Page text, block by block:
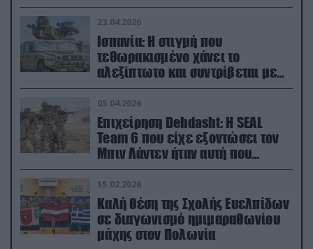
23.04.2026
Ισπανία: Η στιγμή που
τεθωρακισμένο χάνει το
αλεξίπτωτο και συντρίβεται με
ορμή στο έδαφος (βίντεο)
05.04.2026
Επιχείρηση Dehdasht: Η SEAL
Team 6 που είχε εξοντώσει τον
Μπιν Λάντεν ήταν αυτή που
διέσωσε τον πιλότο του F-15
15.02.2026
Καλή θέση της Σχολής Ευελπίδων
σε διαγωνισμό ημιμαραθωνίου
μάχης στον Πολωνία